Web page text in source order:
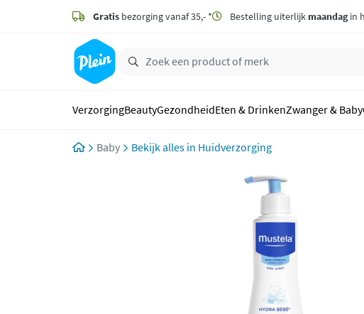
zoeken
hoofdinhoud
Gratis bezorging vanaf 35,- * Bestelling uiterlijk maandagin
VerzorgingBeautyGezondheidEten & DrinkenZwanger & Baby
Baby Huidverzorging